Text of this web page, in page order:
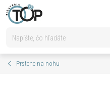
Prejsť
na
Prstene na nohu